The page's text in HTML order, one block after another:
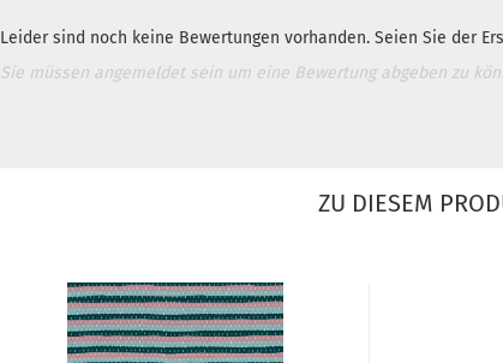
Leider sind noch keine Bewertungen vorhanden. Seien Sie der
Sie müssen angemeldet sein um eine Bewertung abgeben zu
ZU DIESEM